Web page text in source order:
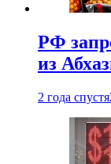
РФ
из
2 года спустя